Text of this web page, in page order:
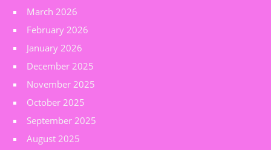
March 2026
February 2026
January 2026
December 2025
November 2025
October 2025
September 2025
August 2025